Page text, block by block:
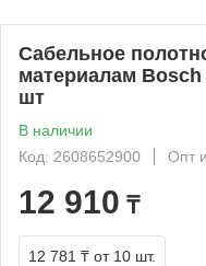
Сабельное
материалам Bosch
шт
В наличии
Код: 2608652900
Опт
12 910 ₸
12 781 ₸ от 10 шт.